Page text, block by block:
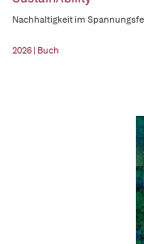
Nachhaltigkeit im
2026 | Buch